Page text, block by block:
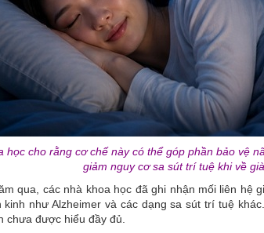
học cho rằng cơ chế này có thể góp phần bảo vệ
giảm nguy cơ sa sút trí tuệ khi về
qua, các nhà khoa học đã ghi nhận mối liên hệ
kinh như Alzheimer và các dạng sa sút trí tuệ
chưa được hiểu đầy đủ.